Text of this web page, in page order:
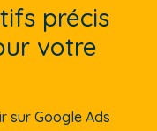
précis
votre
sur Google Ads